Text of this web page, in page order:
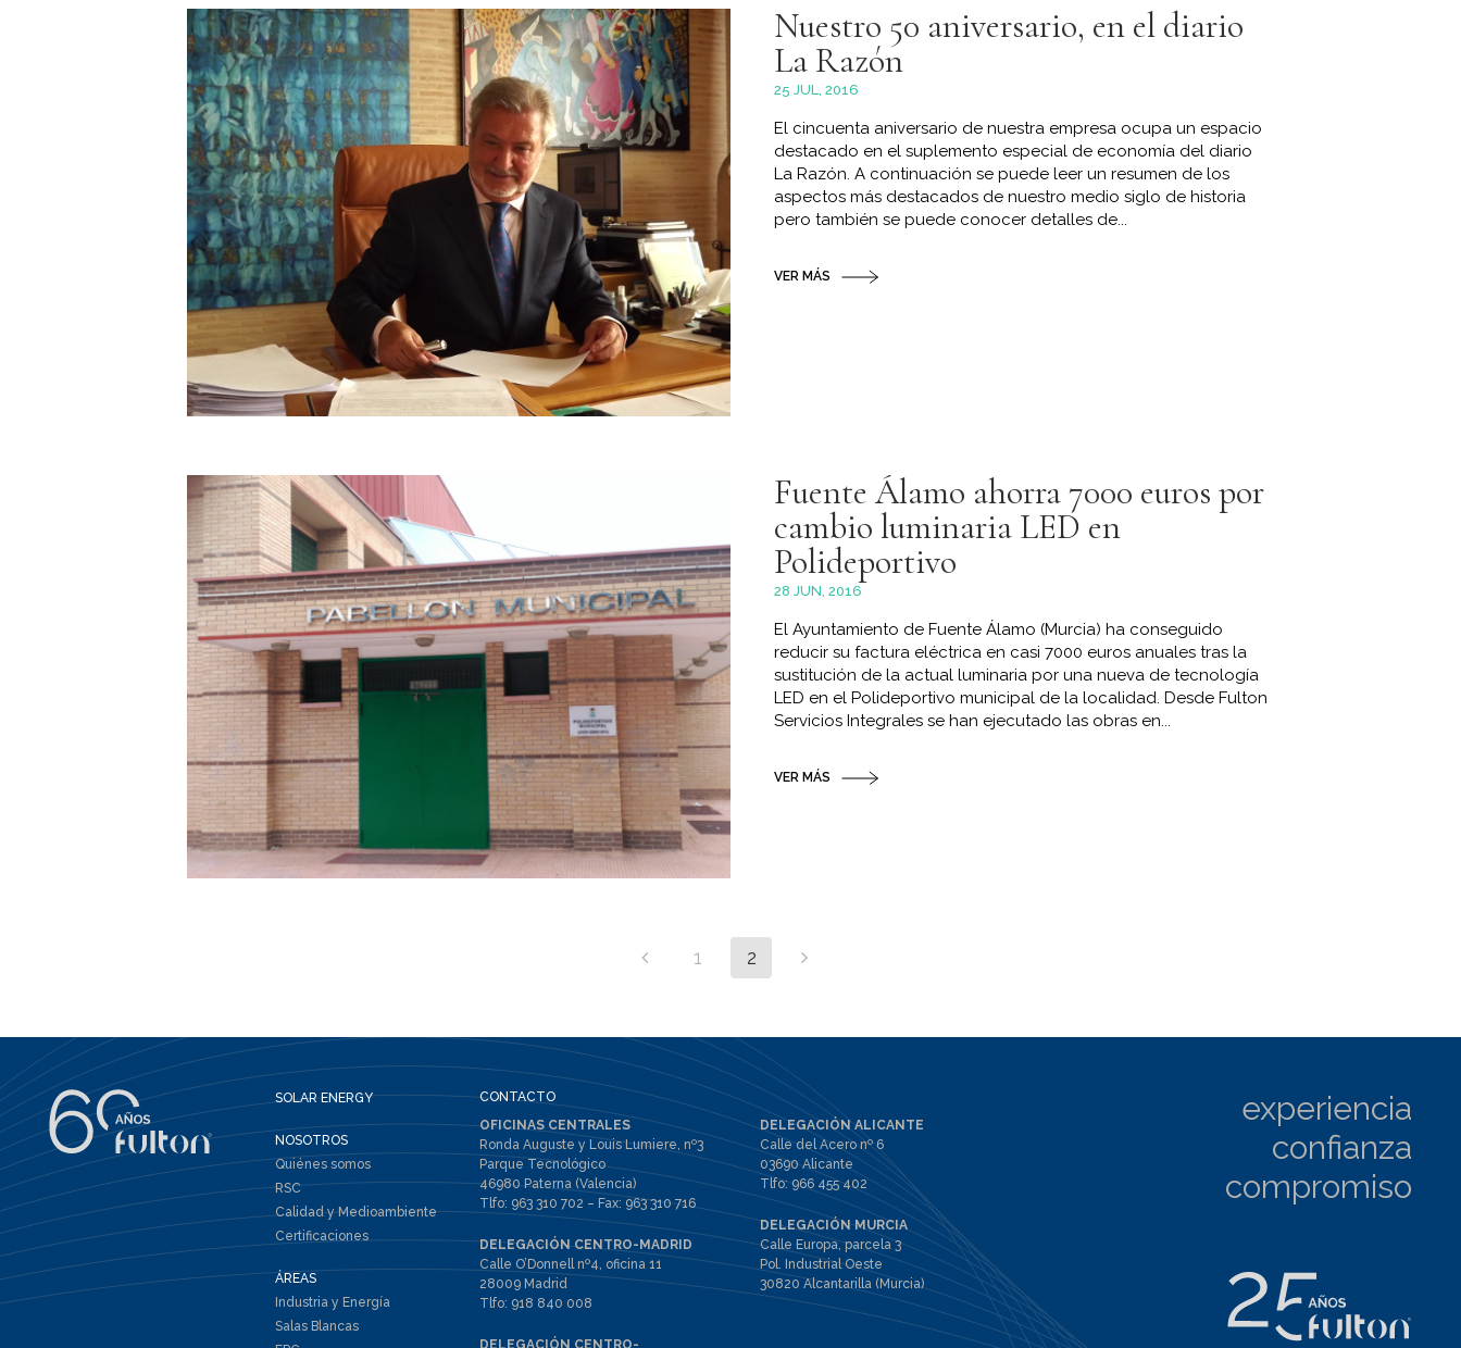
Nuestro 50 aniversario, en el diario
La Razón
25 JUL, 2016
El cincuenta aniversario de nuestra empresa ocupa un espacio
destacado en el suplemento especial de economía del diario
La Razón. A continuación se puede leer un resumen de los
aspectos más destacados de nuestro medio siglo de historia
pero también se puede conocer detalles de...
VER MÁS
Fuente Álamo ahorra 7000 euros por
cambio luminaria LED en
Polideportivo
28 JUN, 2016
El Ayuntamiento de Fuente Álamo (Murcia) ha conseguido
reducir su factura eléctrica en casi 7000 euros anuales tras la
sustitución de la actual luminaria por una nueva de tecnología
LED en el Polideportivo municipal de la localidad. Desde Fulton
Servicios Integrales se han ejecutado las obras en...
VER MÁS
1 2
SOLAR ENERGY
NOSOTROS
Quiénes somos
RSC
Calidad y Medioambiente
Certificaciones
ÁREAS
Industria y Energía
Salas Blancas
CONTACTO
OFICINAS CENTRALES
Ronda Auguste y Louis Lumiere, nº3
Parque Tecnológico
46980 Paterna (Valencia)
Tlfo: 963 310 702 – Fax: 963 310 716
DELEGACIÓN CENTRO-MADRID
Calle O’Donnell nº4, oficina 11
28009 Madrid
Tlfo: 918 840 008
DELEGACIÓN ALICANTE
Calle del Acero nº 6
03690 Alicante
Tlfo:966 455 402
DELEGACIÓN MURCIA
Calle Europa, parcela 3
Pol. Industrial Oeste
30820 Alcantarilla (Murcia)
experiencia
confianza
compromiso